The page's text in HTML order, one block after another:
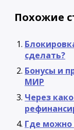
Похожие
сделать?
Бонусы и
МИР
Через
Где можно